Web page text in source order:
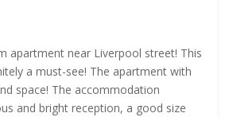
apartment near Liverpool street! This
a must-see! The apartment with
space! The accommodation
and bright reception, a good size